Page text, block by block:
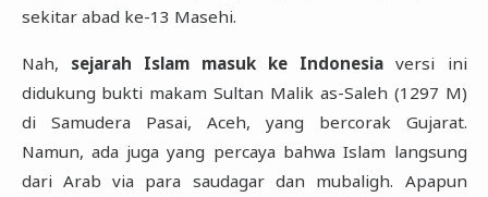
sekitar abad ke-13 Masehi.
Nah, sejarah Islam masuk ke Indonesia versi ini
didukung bukti makam Sultan Malik as-Saleh (1297 M)
di Samudera Pasai, Aceh, yang bercorak Gujarat.
Namun, ada juga yang percaya bahwa Islam langsung
dari Arab via para saudagar dan mubaligh. Apapun